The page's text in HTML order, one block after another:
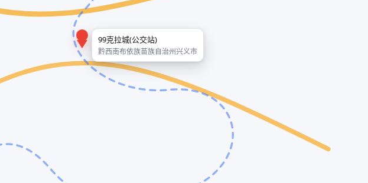
99克拉城(公交站)
黔西南布依族苗族自治州兴义市